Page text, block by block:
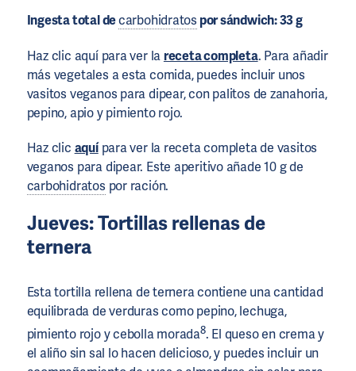
Ingesta total decarbohidratos por sándwich: 33 g
Haz clic aquí para ver la receta completa. Para añadir
más vegetales a esta comida, puedes incluir unos
vasitos veganos para dipear, con palitos de zanahoria,
pepino, apio y pimiento rojo.
Haz clic aquípara ver la receta completa de vasitos
veganos para dipear. Este aperitivo añade 10 g de
carbohidratos por ración.
Jueves: Tortillas rellenas de
ternera
Esta tortilla rellena de ternera contiene una cantidad
equilibrada de verduras como pepino, lechuga,
pimiento rojo y cebolla morada8. El queso en crema y
el aliño sin sal lo hacen delicioso, y puedes incluir un